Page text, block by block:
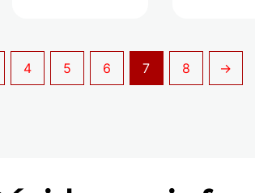
4 5 6 7 8 →